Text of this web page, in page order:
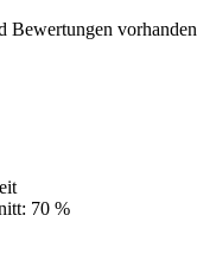
Bewertungen vorhanden
70 %